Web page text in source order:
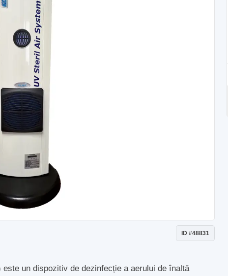
ID #48831
un dispozitiv de dezinfecție a aerului de înaltă